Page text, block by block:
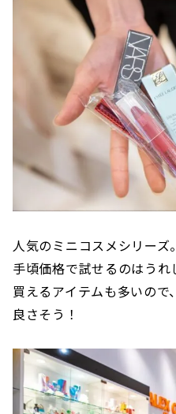
人気のミニコスメシリー
手頃価格で試せるのはう
買えるアイテムも多いの
良さそう！